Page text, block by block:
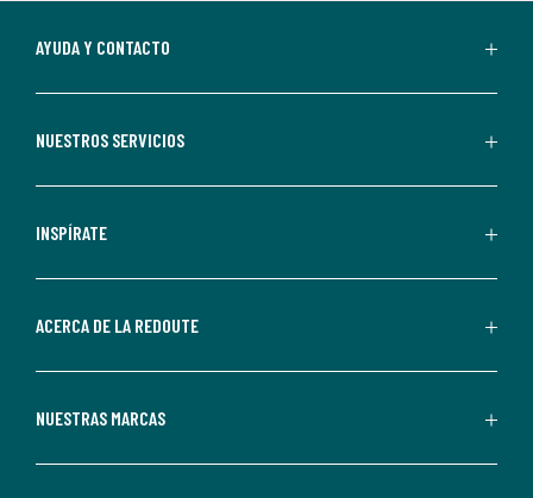
suscripción.
aceptas
comerciales
personalizadas
parte
Redoute.
de
AYUDA Y CONTACTO
NUESTROS SERVICIOS
INSPÍRATE
ACERCA DE LA REDOUTE
NUESTRAS MARCAS